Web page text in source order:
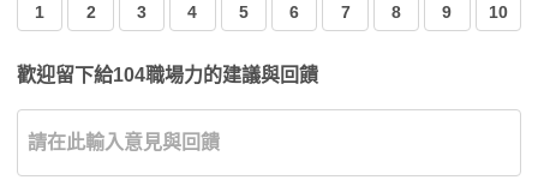
1 2 3 4 5 6 7 8 9 10
歡迎留下給104職場力的建議與回饋